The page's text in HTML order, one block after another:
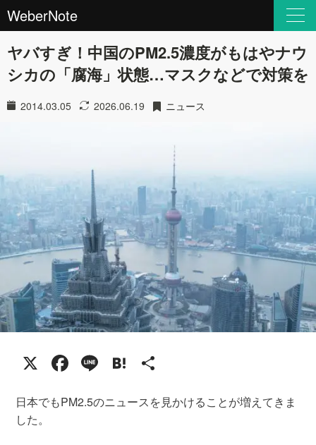
WeberNote
ヤバすぎ！中国のPM2.5濃度がもはやナウ
シカの「腐海」状態…マスクなどで対策を
2014.03.05 2026.06.19 ニュース
X Facebook
LineHatena
日本でもPM2.5のニュースを見かけることが増えてきま
した。